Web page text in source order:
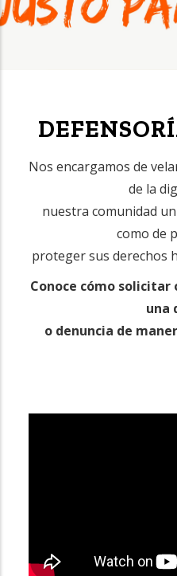
Nos encargamos de
de la
nuestra comunidad
como de
proteger sus derechos
Conoce cómo
una
o denuncia de